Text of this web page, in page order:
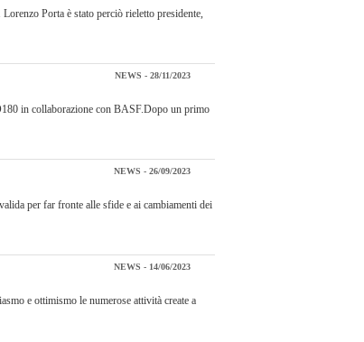
Porta è stato perciò rieletto presidente,
NEWS - 28/11/2023
in collaborazione con BASF.Dopo un primo
NEWS - 26/09/2023
per far fronte alle sfide e ai cambiamenti dei
NEWS - 14/06/2023
e ottimismo le numerose attività create a